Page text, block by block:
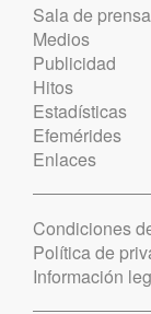
Sala de prensa
Medios
Publicidad
Hitos
Estadísticas
Efemérides
Enlaces
Condiciones
Política de
Información